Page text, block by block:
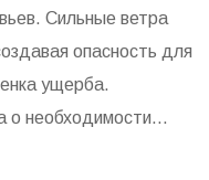
Сильные ветра
опасность для
ущерба.
о необходимости